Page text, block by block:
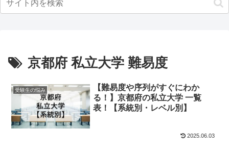
京都府 私立大学 難易度
受験生の悩み
【難易度や序列がすぐにわか
る！】京都府の私立大学 一覧
表！【系統別・レベル別】
2025.06.03